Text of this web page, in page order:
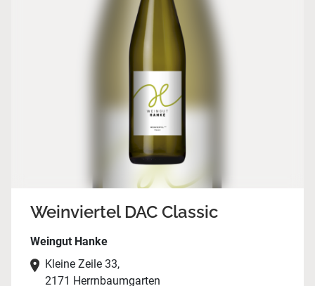
Weinviertel DAC Classic
Weingut Hanke
Kleine Zeile 33,
2171 Herrnbaumgarten